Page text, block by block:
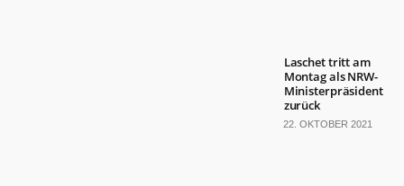
Laschet tritt am
Montag als NRW-
Ministerpräsident
zurück
22. OKTOBER 2021